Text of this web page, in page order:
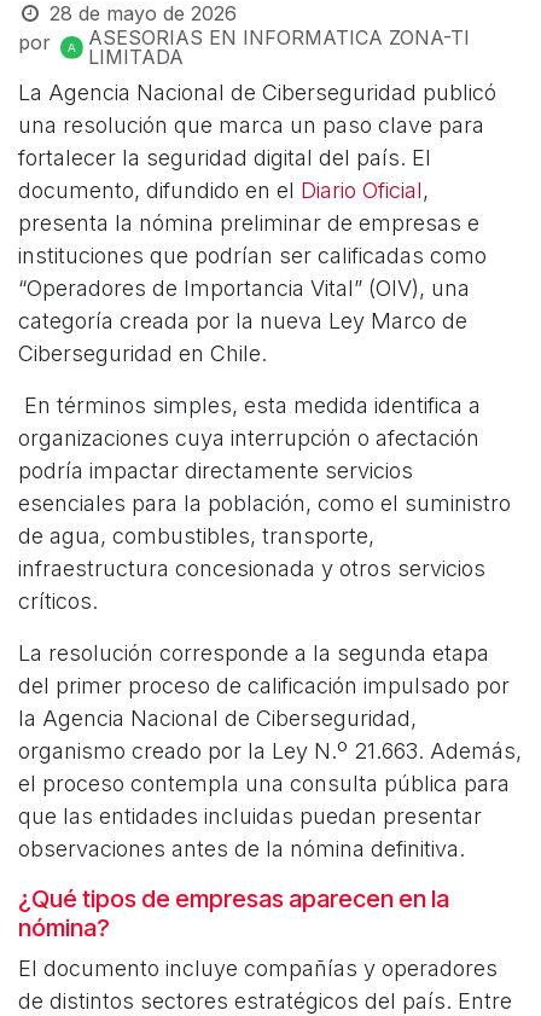
28 de mayo de 2026
por
ASESORIAS EN INFORMATICA ZONA-TI
LIMITADA
La Agencia Nacional de Ciberseguridad publicó
una resolución que marca un paso clave para
fortalecer la seguridad digital del país. El
documento, difundido en el Diario Oficial,
presenta la nómina preliminar de empresas e
instituciones que podrían ser calificadas como
“Operadores de Importancia Vital” (OIV), una
categoría creada por la nueva Ley Marco de
Ciberseguridad en Chile.
En términos simples, esta medida identifica a
organizaciones cuya interrupción o afectación
podría impactar directamente servicios
esenciales para la población, como el suministro
de agua, combustibles, transporte,
infraestructura concesionada y otros servicios
críticos.
La resolución corresponde a la segunda etapa
del primer proceso de calificación impulsado por
la Agencia Nacional de Ciberseguridad,
organismo creado por la Ley N.º 21.663. Además,
el proceso contempla una consulta pública para
que las entidades incluidas puedan presentar
observaciones antes de la nómina definitiva.
¿Qué tipos de empresas aparecen en la
nómina?
El documento incluye compañías y operadores
de distintos sectores estratégicos del país. Entre